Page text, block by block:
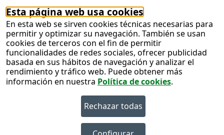
Esta página web usa cookies
En esta web se sirven cookies técnicas necesarias para
permitir y optimizar su navegación. También se usan
cookies de terceros con el fin de permitir
funcionalidades de redes sociales, ofrecer publicidad
basada en sus hábitos de navegación y analizar el
rendimiento y tráfico web. Puede obtener más
información en nuestra Política de cookies.